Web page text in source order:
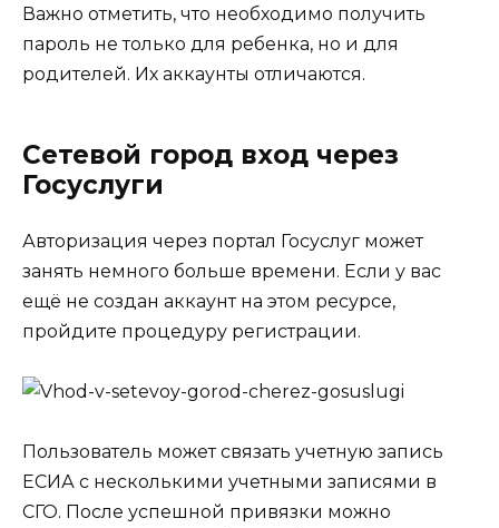
Важно отметить, что необходимо получить
пароль не только для ребенка, но и для
родителей. Их аккаунты отличаются.
Сетевой город вход через
Госуслуги
Авторизация через портал Госуслуг может
занять немного больше времени. Если у вас
ещё не создан аккаунт на этом ресурсе,
пройдите процедуру регистрации.
Пользователь может связать учетную запись
ЕСИА с несколькими учетными записями в
СГО. После успешной привязки можно